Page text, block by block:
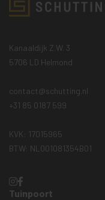
Kanaaldijk Z.W. 3
5706 LD Helmond
contact@schutting.nl
+31 85 0187 599
KVK: 17015965
BTW: NL001081354B01
Tuinpoort